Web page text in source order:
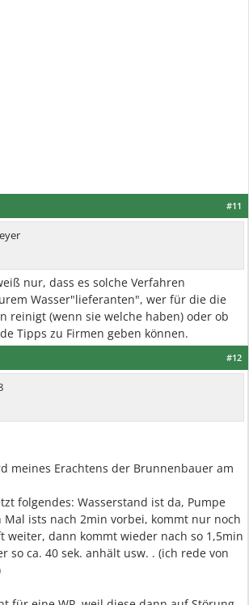
#11
nur, dass es solche Verfahren
Wasser"lieferanten", wer für die die
reinigt (wenn sie welche haben) oder ob
Tipps zu Firmen geben können.
#12
meines Erachtens der Brunnenbauer am
folgendes: Wasserstand ist da, Pumpe
ists nach 2min vorbei, kommt nur noch
weiter, dann kommt wieder nach so 1,5min
so ca. 40 sek. anhält usw. . (ich rede von